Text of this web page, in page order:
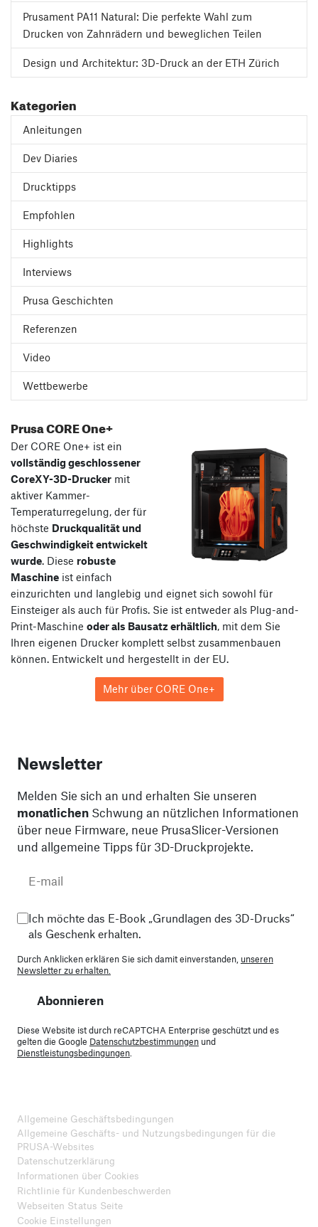
Prusament PA11 Natural: Die perfekte Wahl zum
Drucken von Zahnrädern und beweglichen Teilen
Design und Architektur: 3D-Druck an der ETH Zürich
Kategorien
Anleitungen
Dev Diaries
Drucktipps
Empfohlen
Highlights
Interviews
Prusa Geschichten
Referenzen
Video
Wettbewerbe
Prusa CORE One+
Der CORE One+ ist ein
vollständig geschlossener
CoreXY-3D-Drucker mit
aktiver Kammer-
Temperaturregelung, der für
höchste Druckqualität und
Geschwindigkeit entwickelt
wurde. Diese robuste
Maschine ist einfach
einzurichten und langlebig und eignet sich sowohl für
Einsteiger als auch für Profis. Sie ist entweder als Plug-and-
Print-Maschine oder als Bausatz erhältlich, mit dem Sie
Ihren eigenen Drucker komplett selbst zusammenbauen
können. Entwickelt und hergestellt in der EU.
Mehr über CORE One+
Newsletter
Melden Sie sich an und erhalten Sie unseren
monatlichen Schwung an nützlichen Informationen
über neue Firmware, neue PrusaSlicer-Versionen
und allgemeine Tipps für 3D-Druckprojekte.
Ich möchte das E-Book „Grundlagen des 3D-Drucks“
als Geschenk erhalten.
Durch Anklicken erklären Sie sich damit einverstanden, unseren
Newsletter zu erhalten.
Abonnieren
Diese Website ist durch reCAPTCHA Enterprise geschützt und es
gelten die Google Datenschutzbestimmungen und
Dienstleistungsbedingungen
Allgemeine Geschäftsbedingungen
Allgemeine Geschäfts- und Nutzungsbedingungen für die
PRUSA-Websites
Datenschutzerklärung
Informationen über Cookies
Richtlinie für Kundenbeschwerden
Webseiten Status Seite
Cookie Einstellungen